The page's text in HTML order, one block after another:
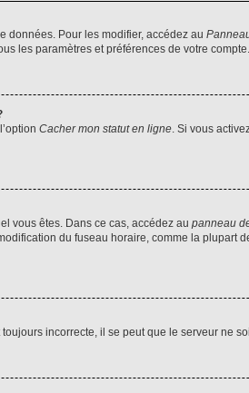
données. Pour les modifier, accédez au
les paramètres et préférences de votre compte.
Cacher mon statut en ligne. Si vous
vous êtes. Dans ce cas, accédez au panneau
du fuseau horaire, comme la plupart
incorrecte, il se peut que le serveur ne